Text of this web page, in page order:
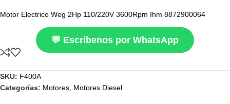
Motor Electrico Weg 2Hp 110/220V 3600Rpm Ihm 8872900064
💬 Escríbenos por WhatsApp
SKU: F400A
Categorías: Motores, Motores Diesel